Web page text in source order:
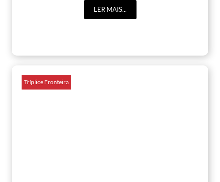
LER MAIS...
Tríplice Fronteira